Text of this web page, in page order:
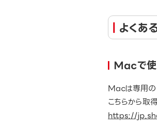
よくあ
Macで使
Macは専用の
こちらから取
https://